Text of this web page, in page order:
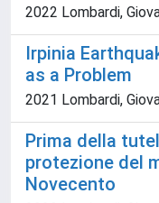
2022 Lombardi,
Irpinia
as a Problem
2021 Lombardi,
Prima della
protezione del
Novecento